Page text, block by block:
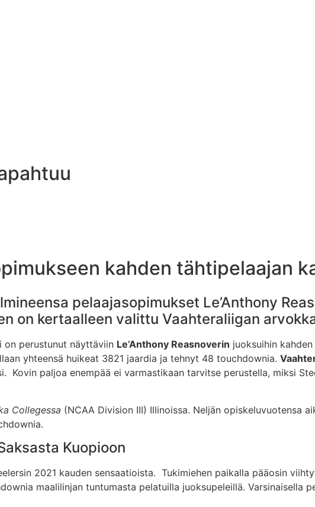
kahden tähtipelaajan
pelaajasopimukset Le’Anthony
on kertaalleen valittu Vaahteraliigan
on perustunut näyttäviin Le’Anthony Reasnoverin juoksuihin
yhteensä huikeat 3821 jaardia ja tehnyt 48 touchdownia.
Kovin paljoa enempää ei varmastikaan tarvitse perustella, miksi
Collegessa (NCAA Division III) Illinoissa. Neljän opiskeluvuotensa
Kuopioon
2021 kauden sensaatioista. Tukimiehen paikalla pääosin
maalilinjan tuntumasta pelatuilla juoksupeleillä. Varsinaisella